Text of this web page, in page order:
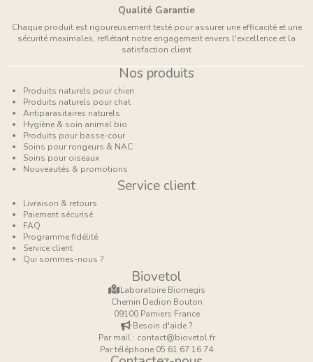
Qualité Garantie
Chaque produit est rigoureusement testé pour assurer une efficacité et une
sécurité maximales, reflétant notre engagement envers l'excellence et la
satisfaction client
Nos produits
Produits naturels pour chien
Produits naturels pour chat
Antiparasitaires naturels
Hygiène & soin animal bio
Produits pour basse-cour
Soins pour rongeurs & NAC
Soins pour oiseaux
Nouveautés & promotions
Service client
Livraison & retours
Paiement sécurisé
FAQ
Programme fidélité
Service client
Qui sommes-nous ?
Biovetol
Laboratoire Biomegis
Chemin Dedion Bouton
09100 Pamiers France
Besoin d'aide ?
Par mail : contact@biovetol.fr
Par téléphone 05 61 67 16 74